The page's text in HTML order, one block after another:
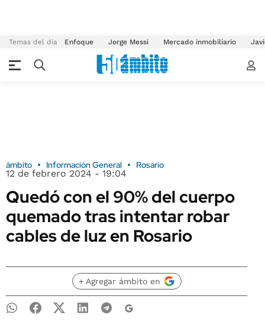
Temas del día Enfoque Jorge Messi Mercado inmobiliario
ámbito Información General Rosario
12 de febrero 2024 - 19:04
Quedó con el 90% del cuerpo
quemado tras intentar robar
cables de luz en Rosario
+ Agregar ámbito en